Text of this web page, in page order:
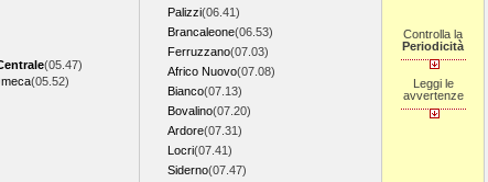
(05.47)
(05.52)
Palizzi(06.41)
Brancaleone(06.53)
Ferruzzano(07.03)
Africo Nuovo(07.08)
Bianco(07.13)
Bovalino(07.20)
Ardore(07.31)
Locri(07.41)
Siderno(07.47)
Controlla la
Periodicità
Leggi le
avvertenze